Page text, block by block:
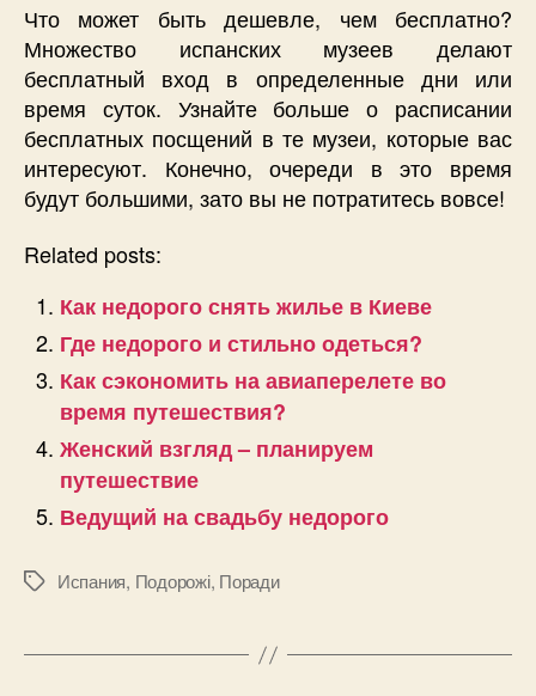
Что может быть дешевле, чем бесплатно?
Множество испанских музеев делают
бесплатный вход в определенные дни или
время суток. Узнайте больше о расписании
бесплатных посщений в те музеи, которые вас
интересуют. Конечно, очереди в это время
будут большими, зато вы не потратитесь вовсе!
Related posts:
Как недорого снять жилье в Киеве
Где недорого и стильно одеться?
Как сэкономить на авиаперелете во
время путешествия?
Женский взгляд – планируем
путешествие
Ведущий на свадьбу недорого
Позначки
Испания, Подорожі, Поради